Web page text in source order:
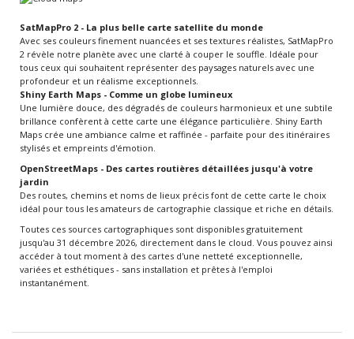
SatMapPro 2 - La plus belle carte satellite du monde
Avec ses couleurs finement nuancées et ses textures réalistes, SatMapPro
2 révèle notre planète avec une clarté à couper le souffle. Idéale pour
tous ceux qui souhaitent représenter des paysages naturels avec une
profondeur et un réalisme exceptionnels.
Shiny Earth Maps - Comme un globe lumineux
Une lumière douce, des dégradés de couleurs harmonieux et une subtile
brillance confèrent à cette carte une élégance particulière. Shiny Earth
Maps crée une ambiance calme et raffinée - parfaite pour des itinéraires
stylisés et empreints d'émotion.
OpenStreetMaps - Des cartes routières détaillées jusqu'à votre
jardin
Des routes, chemins et noms de lieux précis font de cette carte le choix
idéal pour tous les amateurs de cartographie classique et riche en détails.
Toutes ces sources cartographiques sont disponibles gratuitement
jusqu'au 31 décembre 2026, directement dans le cloud. Vous pouvez ainsi
accéder à tout moment à des cartes d'une netteté exceptionnelle,
variées et esthétiques - sans installation et prêtes à l'emploi
instantanément.